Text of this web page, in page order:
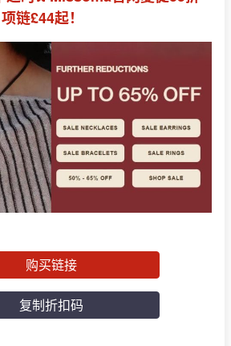
链£44起！
购买链接
复制折扣码